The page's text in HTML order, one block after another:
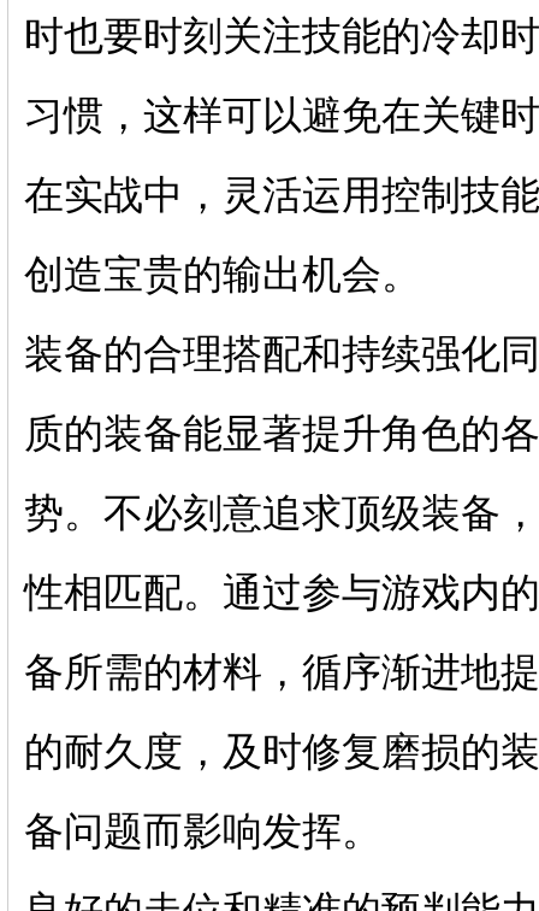
时也要时刻关注技能的冷却
习惯，这样可以避免在关键
在实战中，灵活运用控制技
创造宝贵的输出机会。
装备的合理搭配和持续强化
质的装备能显著提升角色的
势。不必刻意追求顶级装备
性相匹配。通过参与游戏内
备所需的材料，循序渐进地
的耐久度，及时修复磨损的
备问题而影响发挥。